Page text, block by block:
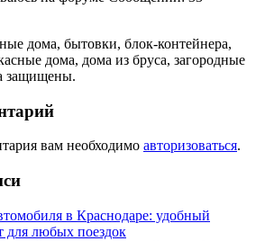
дома, бытовки, блок-контейнера,
дома, дома из бруса, загородные
защищены.
вам необходимо авторизоваться.
в Краснодаре: удобный
для любых поездок